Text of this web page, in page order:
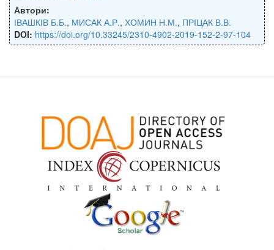
Автори:
ІВАШКІВ Б.Б., МИСАК А.Р., ХОМИН Н.М., ПРІЦАК В.В.
DOI: https://doi.org/10.33245/2310-4902-2019-152-2-97-104